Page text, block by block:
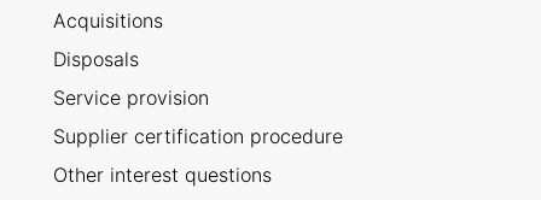
Acquisitions
Disposals
Service provision
Supplier certification procedure
Other interest questions